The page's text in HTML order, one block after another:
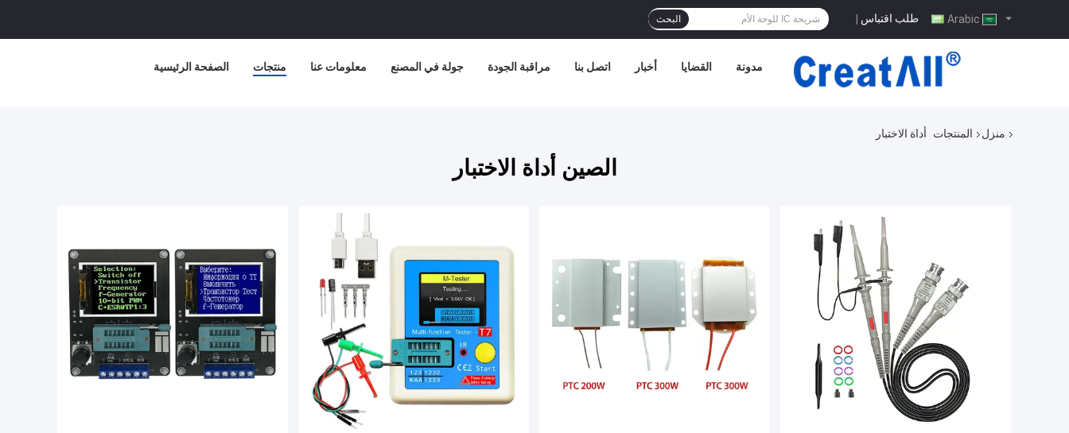
طلب اقتباس | البحث
الصفحة الرئيسية منتجات معلومات عنا جولة في المصنع مراقبة الجودة اتصل بنا أخبار القضايا مدونة
منزل المنتجات أداة الاختبار
الصين أداة الاختبار